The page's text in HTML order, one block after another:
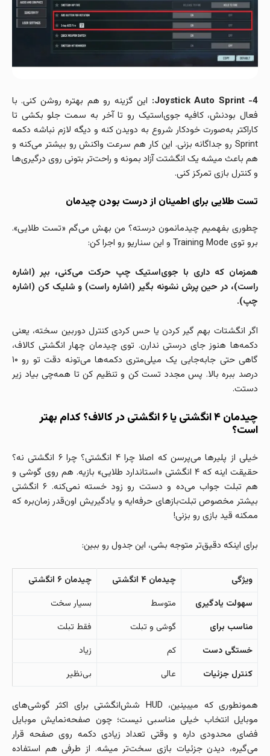
Joystick Auto Sprint -4: این گزینه رو هم بهتره روشن کنی. با
فعال بودنش، کافیه جوی‌استیک رو تا آخر به سمت جلو بکشی تا
کاراکتر به‌صورت خودکار شروع به دویدن کنه و دیگه لازم نباشه دکمه
Sprint رو جداگانه بزنی. این کار هم سرعت واکنش رو بیشتر می‌کنه و
هم باعث میشه یک انگشتت آزاد بمونه و راحت‌تر بتونی روی درگیری‌ها
و کنترل بازی تمرکز کنی.
تست طلایی برای اطمینان از درست بودن چیدمان
چطوری بفهمیم چیدمانمون درسته؟ من بهش می‌گم «تست طلایی».
برو توی Training Mode و این سناریو رو اجرا کن:
همزمان که داری با جوی‌استیک چپ حرکت می‌کنی، بپر (اشاره
راست)، در حین پرش نشونه بگیر (اشاره راست) و شلیک کن (اشاره
چپ).
اگر انگشتات بهم گیر کردن یا حس کردی کنترل دوربین سخته، یعنی
دکمه‌ها هنوز جای درستی ندارن. توی چیدمان چهار انگشتی کالاف،
گاهی حتی جابه‌جایی یک میلی‌متری دکمه‌ها می‌تونه دقت تو رو ۱۰
درصد ببره بالا. پس مجدد تست کن و تنظیم کن تا همه‌چی بیاد زیر
دستت.
چیدمان ۴ انگشتی یا ۶ انگشتی در کالاف؟ کدام بهتر
است؟
خیلی از پلیرها می‌پرسن که اصلا چرا ۴ انگشتی؟ چرا ۶ انگشتی نه؟
حقیقت اینه که ۴ انگشتی «استاندارد طلایی» بازیه. هم روی گوشی و
هم تبلت جواب می‌ده و دستت رو زود خسته نمی‌کنه. ۶ انگشتی
بیشتر مخصوص تبلت‌بازهای حرفه‌ایه و یادگیریش اون‌قدر زمان‌بره که
ممکنه قید بازی رو بزنی!
برای اینکه دقیق‌تر متوجه بشی، این جدول رو ببین:
ویژگی چیدمان ۴ انگشتی
چیدمان ۶ انگشتی
سهولت یادگیری
متوسط
بسیار سخت
مناسب برای
گوشی و تبلت
فقط تبلت
خستگی دست
کم
زیاد
کنترل جزئیات
عالی بی‌نظیر
همونطوری که میبینین، HUD شش‌انگشتی برای اکثر گوشی‌های
موبایل انتخاب خیلی مناسبی نیست؛ چون صفحه‌نمایش موبایل
فضای محدودی داره و وقتی تعداد زیادی دکمه روی صفحه قرار
می‌گیره، دیدن جزئیات بازی سخت‌تر میشه. از طرفی هم استفاده